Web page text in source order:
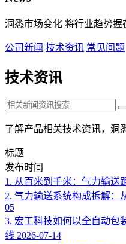
洞悉市场变化 将行业趋势握
公司新闻 技术资讯 常见问题
技术资讯
了解产品相关技术资讯，洞
标题
发布时间
1. 从百米到千米：气力输送
2. 气力输送系统构成拆解：
05
3. 宏工科技如何以全自动包
线 2026-07-14